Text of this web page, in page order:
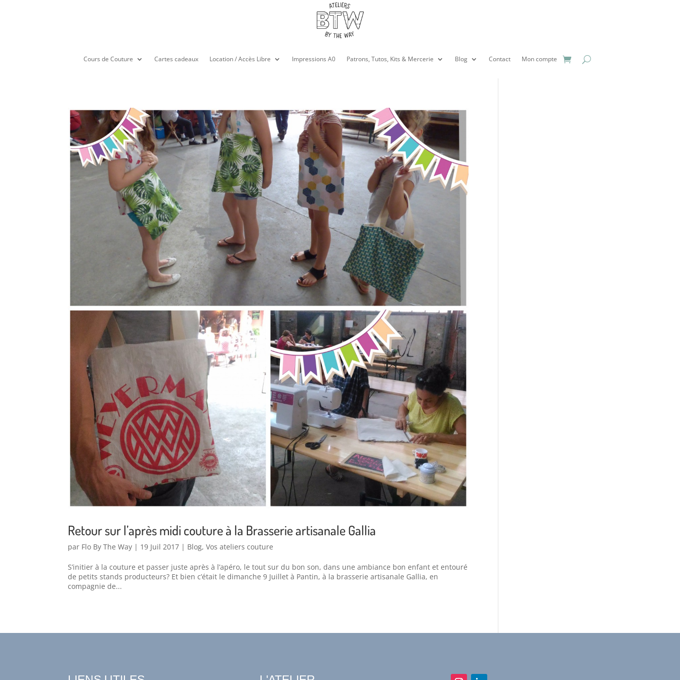
Cours de Couture Cartes cadeaux Location / Accès Libre Impressions A0 Patrons, Tutos, Kits & Mercerie Blog Contact Mon compte
Retour sur l’après midi couture à la Brasserie artisanale Gallia
par Flo By The Way | 19 Juil 2017 | Blog,Vos ateliers couture
S’initier à la couture et passer juste après à l’apéro, le tout sur du bon son, dans une ambiance bon enfant et entouré
de petits stands producteurs? Et bien c’était le dimanche 9 Juillet à Pantin, à la brasserie artisanale Gallia, en
compagnie de...